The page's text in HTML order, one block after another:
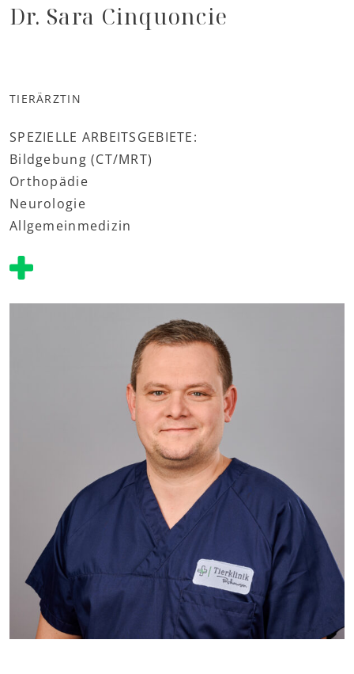
Dr. Sara Cinquoncie
TIERÄRZTIN
SPEZIELLE ARBEITSGEBIETE:
Bildgebung (CT/MRT)
Orthopädie
Neurologie
Allgemeinmedizin